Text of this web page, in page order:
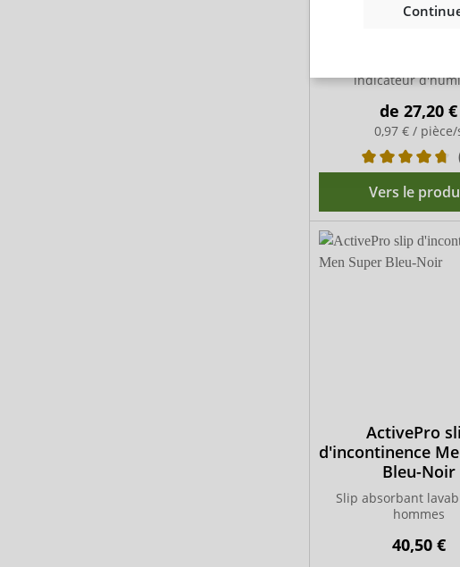
indicateur
de27,20 €
0,97 € / pièce/
Vers le
ActivePro
d'incontinence
Bleu-Noir
Slip absorbant
hommes
40,50 €